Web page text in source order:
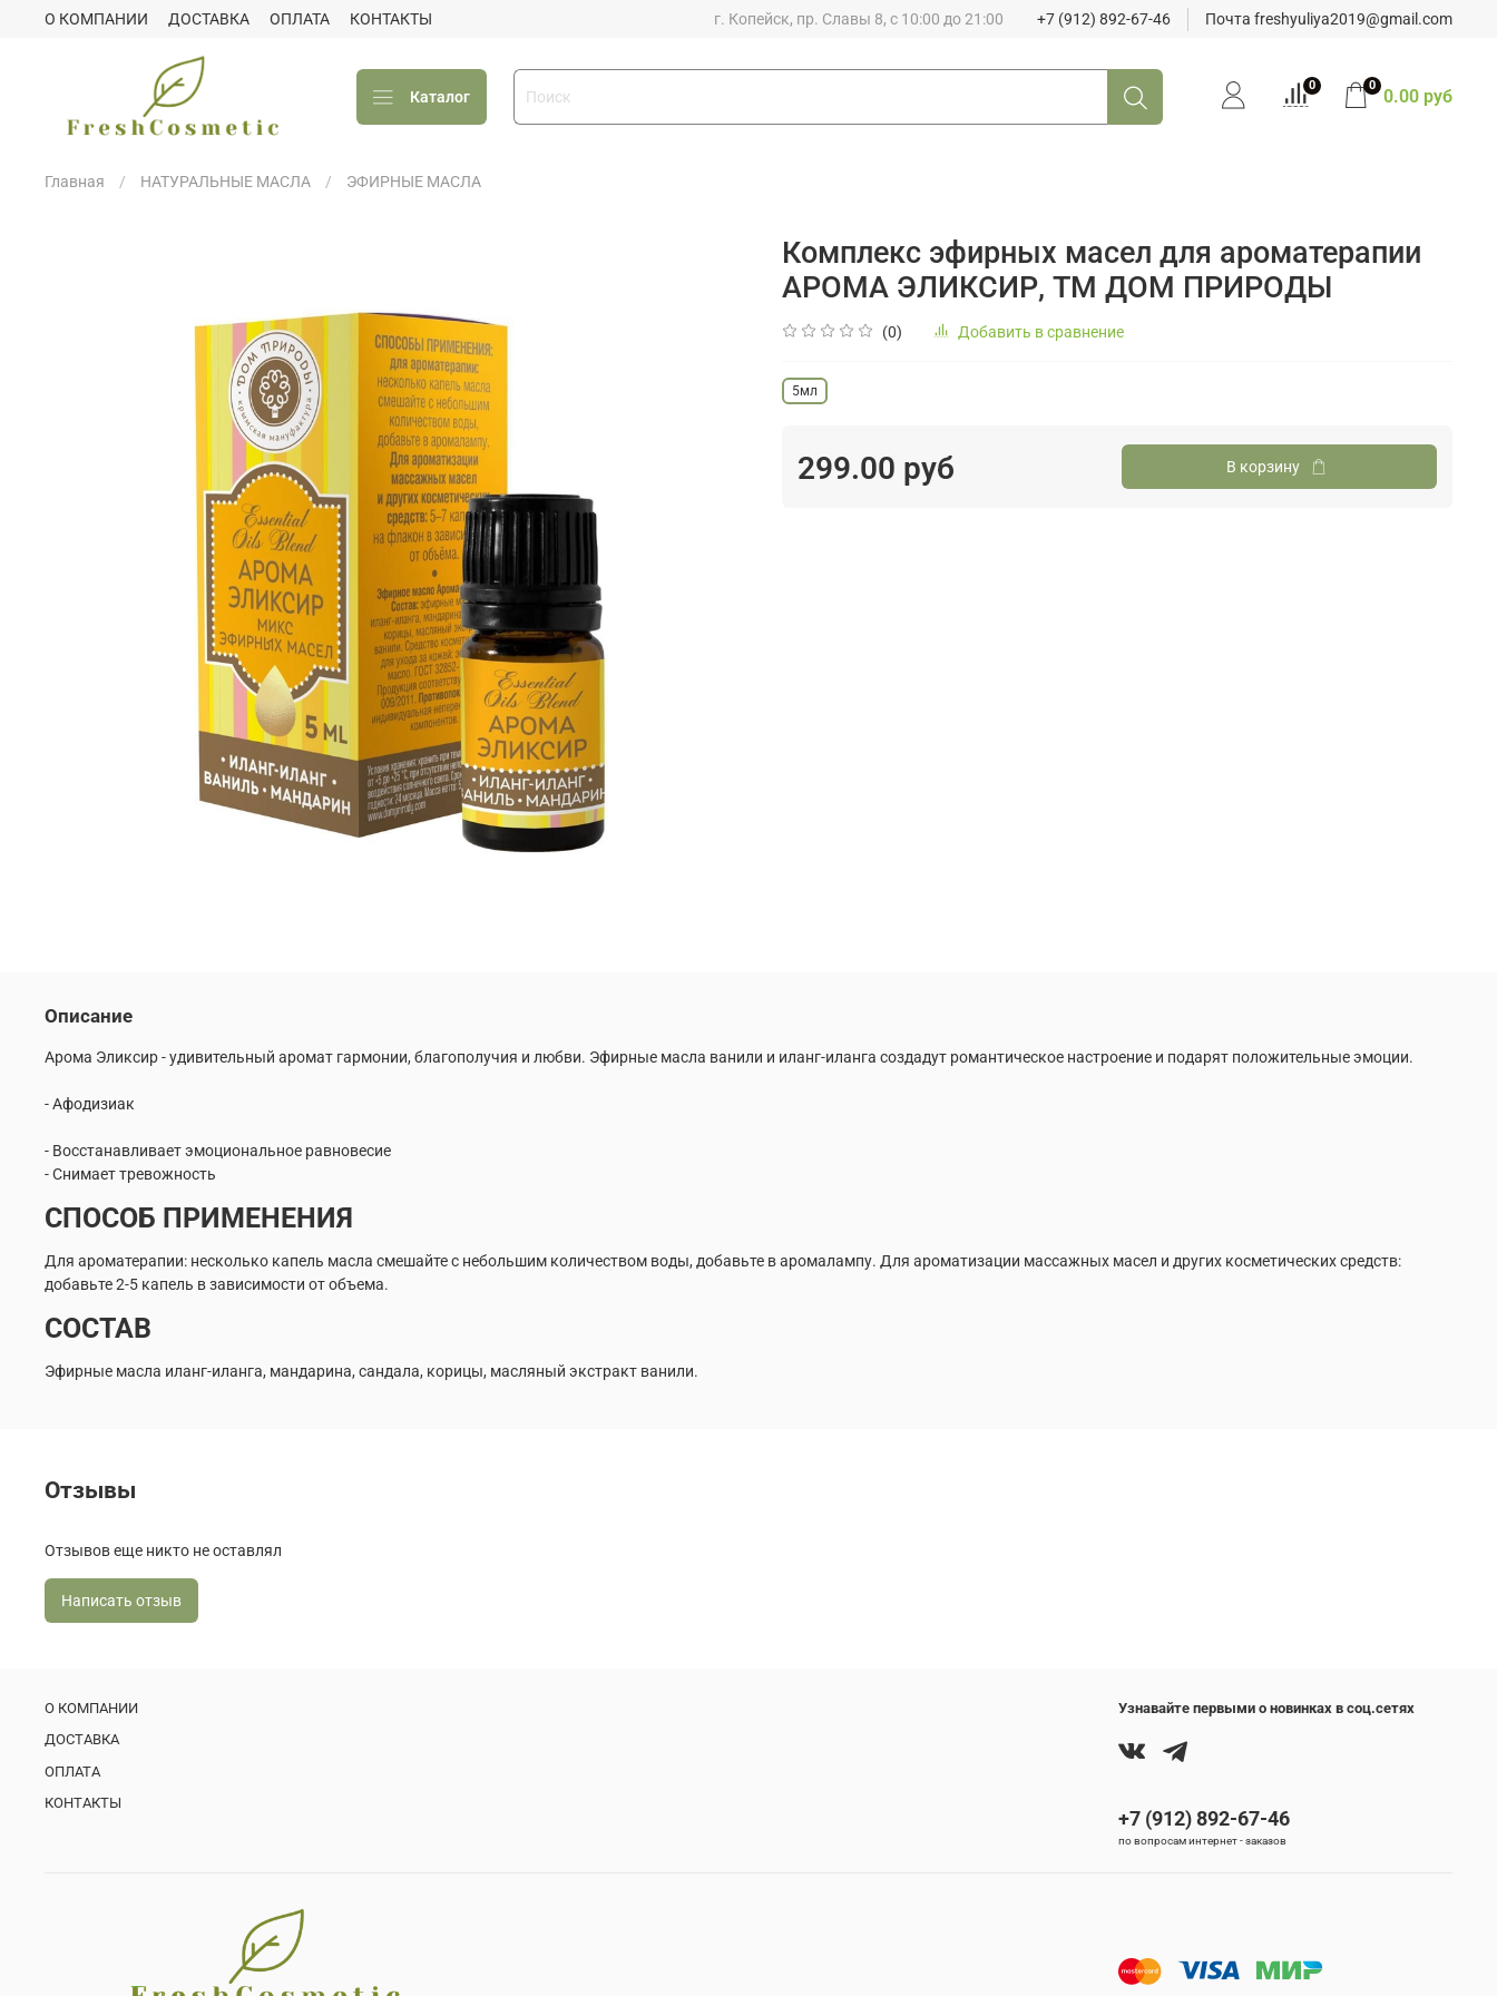
О КОМПАНИИ ДОСТАВКА ОПЛАТА КОНТАКТЫ г. Копейск, пр. Славы 8, с 10:00 до 21:00 +7 (912) 892-67-46 Почта freshyuliya2019@gmail.com
Каталог
0 0 0.00 руб
Главная НАТУРАЛЬНЫЕ МАСЛА ЭФИРНЫЕ МАСЛА
Комплекс эфирных масел для ароматерапии
АРОМА ЭЛИКСИР, ТМ ДОМ ПРИРОДЫ
(0) Добавить в сравнение
5мл
299.00 руб В корзину
Описание
Арома Эликсир - удивительный аромат гармонии, благополучия и любви. Эфирные масла ванили и иланг-иланга создадут романтическое настроение и подарят положительные эмоции.
- Афодизиак
- Восстанавливает эмоциональное равновесие
- Снимает тревожность
СПОСОБ ПРИМЕНЕНИЯ
Для ароматерапии: несколько капель масла смешайте с небольшим количеством воды, добавьте в аромалампу. Для ароматизации массажных масел и других косметических средств:
добавьте 2-5 капель в зависимости от объема.
СОСТАВ
Эфирные масла иланг-иланга, мандарина, сандала, корицы, масляный экстракт ванили.
Отзывы
Отзывов еще никто не оставлял
Написать отзыв
О КОМПАНИИ
ДОСТАВКА
ОПЛАТА
КОНТАКТЫ
Узнавайте первыми о новинках в соц.сетях
+7 (912) 892-67-46
по вопросам интернет - заказов